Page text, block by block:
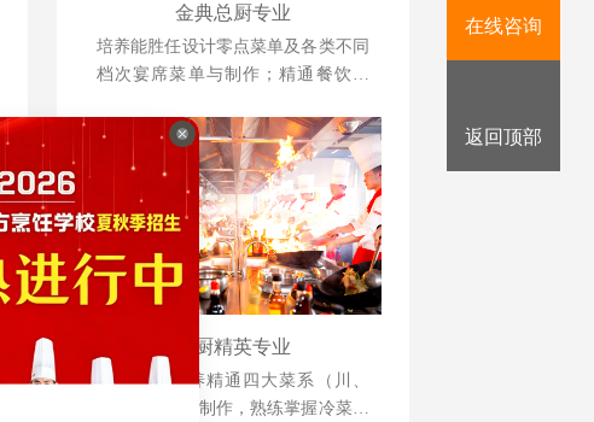
金典总厨专业
培养能胜任设计零点菜单及各类不同
档次宴席菜单与制作；精通餐饮管
创业、创新能力强的综合型人才。
大厨精英专业
本专业以培养精通四大菜系（川、
浙、粤、苏）制作，熟练掌握冷菜、
在线咨询
返回顶部